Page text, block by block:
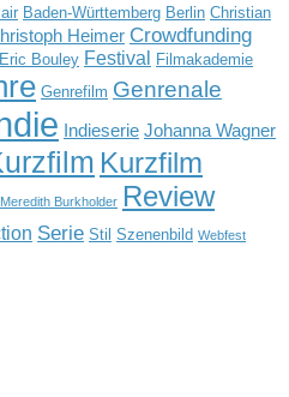
Baden-Württemberg Berlin Christian
Heimer Crowdfunding
Eric Bouley Festival
Filmakademie
Genrefilm Genrenale
Indieserie Johanna Wagner
Kurzfilm
Meredith Burkholder Review
Serie Stil Szenenbild Webfest